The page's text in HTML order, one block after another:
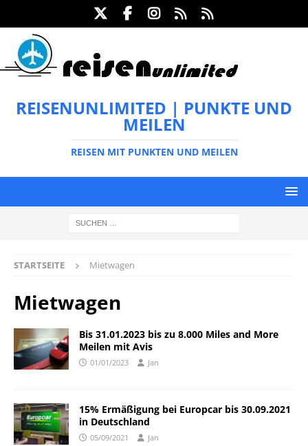
REISENUNLIMITED | PUNKTE UND
MEILEN
REISEN MIT PUNKTEN UND MEILEN
STARTSEITE Mietwagen
Mietwagen
Bis 31.01.2023 bis zu 8.000 Miles and More
Meilen mit Avis
01/01/2023 Jan
15% Ermäßigung bei Europcar bis 30.09.2021
in Deutschland
05/09/2021 Jan